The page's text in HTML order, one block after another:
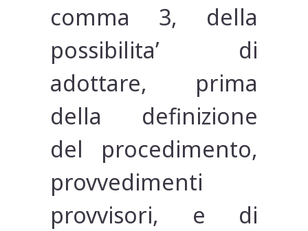
comma 3, della
possibilita’ di
adottare, prima
della definizione
del procedimento,
provvedimenti
provvisori, e di